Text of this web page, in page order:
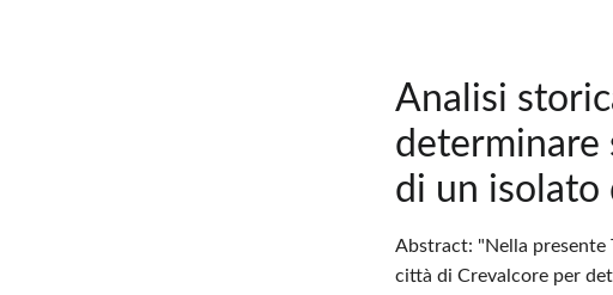
Analisi
determinare
di un isolato
Abstract: "Nella presente
città di Crevalcore per